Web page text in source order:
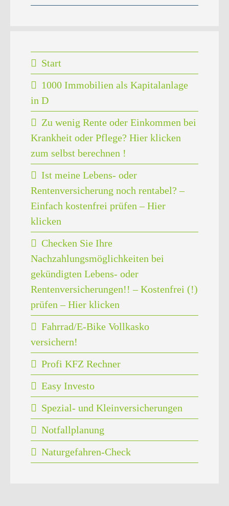
Start
1000 Immobilien als Kapitalanlage
in D
Zu wenig Rente oder Einkommen bei
Krankheit oder Pflege? Hier klicken
zum selbst berechnen !
Ist meine Lebens- oder
Rentenversicherung noch rentabel? –
Einfach kostenfrei prüfen – Hier
klicken
Checken Sie Ihre
Nachzahlungsmöglichkeiten bei
gekündigten Lebens- oder
Rentenversicherungen!! – Kostenfrei (!)
prüfen – Hier klicken
Fahrrad/E-Bike Vollkasko
versichern!
Profi KFZ Rechner
Easy Investo
Spezial- und Kleinversicherungen
Notfallplanung
Naturgefahren-Check